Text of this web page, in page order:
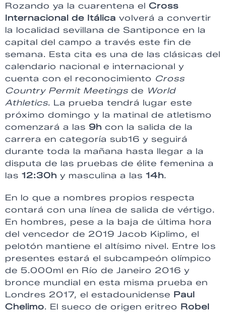
Rozando ya la cuarentena el Cross
Internacional de Itálica volverá a convertir
la localidad sevillana de Santiponce en la
capital del campo a través este fin de
semana. Esta cita es una de las clásicas del
calendario nacional e internacional y
cuenta con el reconocimiento Cross
Country Permit Meetings de World
Athletics. La prueba tendrá lugar este
próximo domingo y la matinal de atletismo
comenzará a las 9h con la salida de la
carrera en categoría sub16 y seguirá
durante toda la mañana hasta llegar a la
disputa de las pruebas de élite femenina a
las 12:30h y masculina a las 14h.
En lo que a nombres propios respecta
contará con una línea de salida de vértigo.
En hombres, pese a la baja de última hora
del vencedor de 2019 Jacob Kiplimo, el
pelotón mantiene el altísimo nivel. Entre los
presentes estará el subcampeón olímpico
de 5.000ml en Río de Janeiro 2016 y
bronce mundial en esta misma prueba en
Londres 2017, el estadounidense Paul
Chelimo. El sueco de origen eritreo Robel